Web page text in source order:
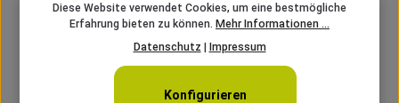
Diese Website verwendet Cookies, um eine bestmögliche
Erfahrung bieten zu können. Mehr Informationen ...
Datenschutz
Impressum
Konfigurieren